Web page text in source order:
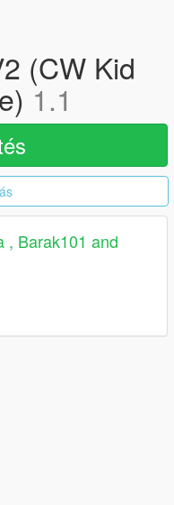
(CW Kid
1.1
, Barak101 and